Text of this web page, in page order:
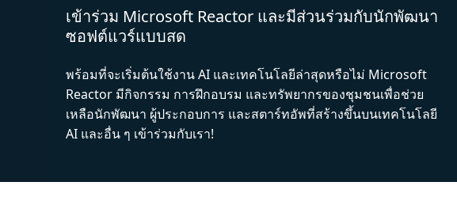
เข้าร่วม Microsoft Reactor และมีส่วนร่วมกับนักพัฒนา
ซอฟต์แวร์แบบสด
พร้อมที่จะเริ่มต้นใช้งาน AI และเทคโนโลยีล่าสุดหรือไม่ Microsoft
Reactor มีกิจกรรม การฝึกอบรม และทรัพยากรของชุมชนเพื่อช่วย
เหลือนักพัฒนา ผู้ประกอบการ และสตาร์ทอัพที่สร้างขึ้นบนเทคโนโลยี
AI และอื่น ๆ เข้าร่วมกับเรา!